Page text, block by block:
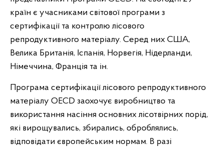
країн є учасниками світової програми з
сертифікації та контролю лісового
репродуктивного матеріалу. Серед них США,
Велика Британія, Іспанія, Норвегія, Нідерланди,
Німеччина, Франція та ін.
Програма сертифікації лісового репродуктивного
матеріалу ОЕСD заохочує виробництво та
використання насіння основних лісотвірних порід,
які вирощувались, збирались, оброблялись,
відповідати європейським нормам. В разі